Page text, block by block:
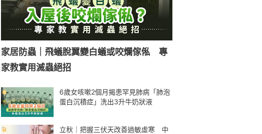
家居防蟲｜飛蟻脫翼變白蟻或咬爛傢俬 專
家教實用滅蟲絕招
6歲女咳嗽2個月揭患罕見肺病「肺泡
蛋白沉積症」洗出3升牛奶狀液
立秋｜把握三伏天改善過敏虛寒 中